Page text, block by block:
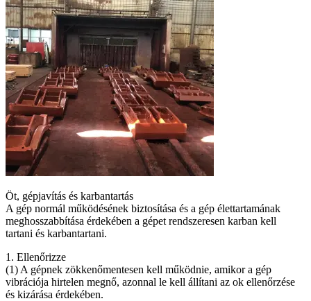
Öt, gépjavítás és karbantartás
A gép normál működésének biztosítása és a gép élettartamának
meghosszabbítása érdekében a gépet rendszeresen karban kell
tartani és karbantartani.
1. Ellenőrizze
(1) A gépnek zökkenőmentesen kell működnie, amikor a gép
vibrációja hirtelen megnő, azonnal le kell állítani az ok ellenőrzése
és kizárása érdekében.